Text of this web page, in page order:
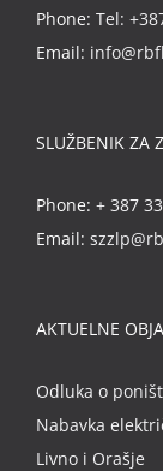
Phone: Tel:
Email:
SLUŽBENIK ZA
Phone: + 387
Email:
AKTUELNE
Odluka o
Nabavka
Livno i Orašje